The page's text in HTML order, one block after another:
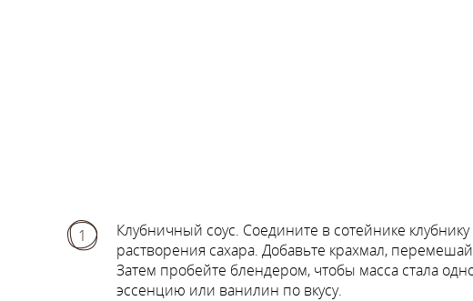
1
Клубничный соус. Соедините в сотейнике
растворения сахара. Добавьте крахмал,
Затем пробейте блендером, чтобы масса стала
эссенцию или ванилин по вкусу.